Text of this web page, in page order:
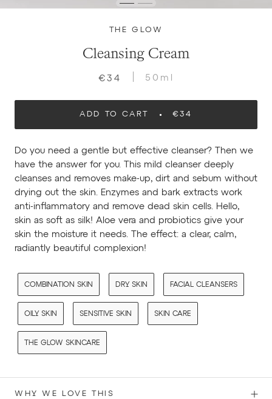
THE GLOW
Cleansing Cream
€34 50ml
ADD TO CART €34
Do you need a gentle but effective cleanser? Then we
have the answer for you. This mild cleanser deeply
cleanses and removes make-up, dirt and sebum without
drying out the skin. Enzymes and bark extracts work
anti-inflammatory and remove dead skin cells. Hello,
skin as soft as silk! Aloe vera and probiotics give your
skin the moisture it needs. The effect: a clear, calm,
radiantly beautiful complexion!
COMBINATION SKIN DRY SKIN FACIAL CLEANSERS
OILY SKIN SENSITIVE SKIN SKIN CARE
THE GLOW SKINCARE
WHY WE LOVE THIS